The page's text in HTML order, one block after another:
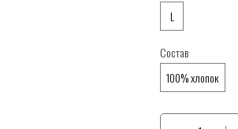
L
Состав
100% хлопок